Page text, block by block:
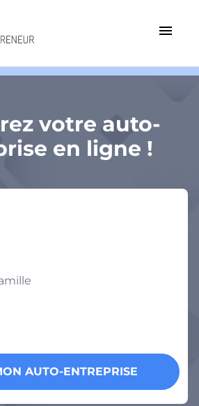
menu
votre auto-
en ligne !
AUTO-ENTREPRISE